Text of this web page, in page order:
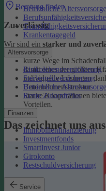
Betriebliche Altersvorsorge
Krankentagegeld
Altersvorsorge
Risikolebensversicherung
Sterbegeldversicherung
Betriebliche Altersvorsorge
Rente ZukunftPlus
Finanzen
Immobilienfinanzierung
Investmentfonds
SmartInvest Junior
Girokonto
Restschuldversicherung
Service
Beratung finden
Zuverlässig
Wir sind ein starker und
kurze Wege im
damit eines der größten
individuelle Lösungen
Unternehmensstruktur
Starke Kooperationen
Vorteilen.
Das zeichnet uns aus